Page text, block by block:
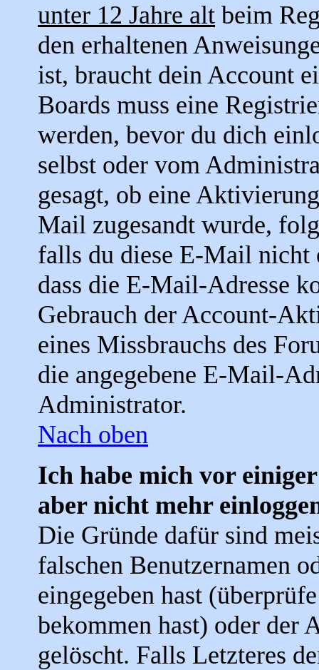
unter 12 Jahre alt beim
den erhaltenen
ist, braucht dein Account
Boards muss eine
werden, bevor du dich
selbst oder vom
gesagt, ob eine
Mail zugesandt wurde,
falls du diese E-Mail nicht
dass die E-Mail-Adresse
Gebrauch der Account-
eines Missbrauchs des
die angegebene E-Mail-
Administrator.
Nach oben
Ich habe mich vor
aber nicht mehr
Die Gründe dafür sind
falschen Benutzernamen
eingegeben hast
bekommen hast) oder der
gelöscht. Falls Letzteres